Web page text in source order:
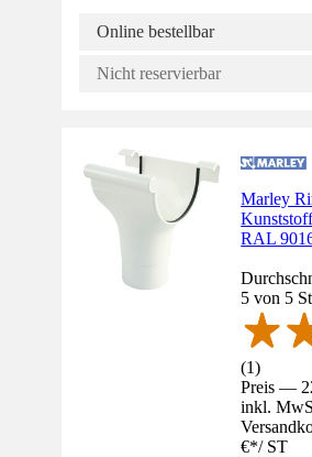
Online bestellbar
Nicht reservierbar
Marley
RAL
5 von 5
(1)
Preis —
inkl.
€*/ ST